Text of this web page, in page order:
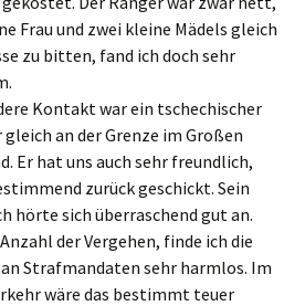
Frau und zwei kleine Mädels gleich
zu bitten, fand ich doch sehr
Kontakt war ein tschechischer
gleich an der Grenze im Großen
Er hat uns auch sehr freundlich,
zurück geschickt. Sein
hörte sich überraschend gut an.
der Vergehen, finde ich die
Strafmandaten sehr harmlos. Im
wäre das bestimmt teuer